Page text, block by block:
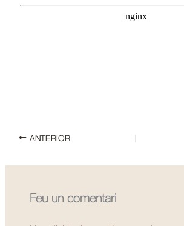
ANTERIOR
Feu un comentari